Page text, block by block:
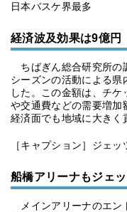
日本バスケ界最多
経済波及効果は9億円
ちばぎん総合研究所の
シーズンの活動による県
した。この金額は、チ
や交通費などの需要増加
経済面でも地域に大きく
［キャプション］ジェ
船橋アリーナもジェ
メインアリーナのエン